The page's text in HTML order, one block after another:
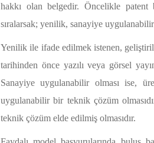
hakkı olan belgedir. Öncelikle patent
sıralarsak; yenilik, sanayiye
Yenilik ile ifade edilmek istenen,
tarihinden önce yazılı veya görsel
Sanayiye uygulanabilir olması ise,
uygulanabilir bir teknik çözüm
teknik çözüm elde edilmiş olmasıdır.